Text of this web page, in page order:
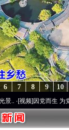
10
9
8
7
6
党而生 为党而战——百